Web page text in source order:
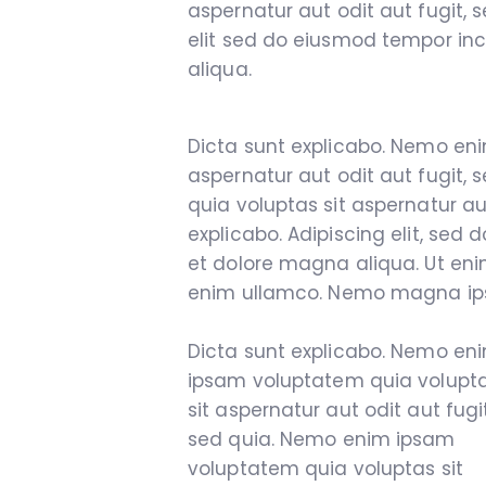
aspernatur aut odit aut fugit,
elit sed do eiusmod tempor
aliqua.
Dicta sunt explicabo. Nemo
aspernatur aut odit aut fugit,
quia voluptas sit aspernatur
explicabo. Adipiscing elit, sed
et dolore magna aliqua. Ut
enim ullamco. Nemo magna
Dicta sunt explicabo. Nemo
ipsam voluptatem quia
sit aspernatur aut odit aut
sed quia. Nemo enim ipsam
voluptatem quia voluptas sit